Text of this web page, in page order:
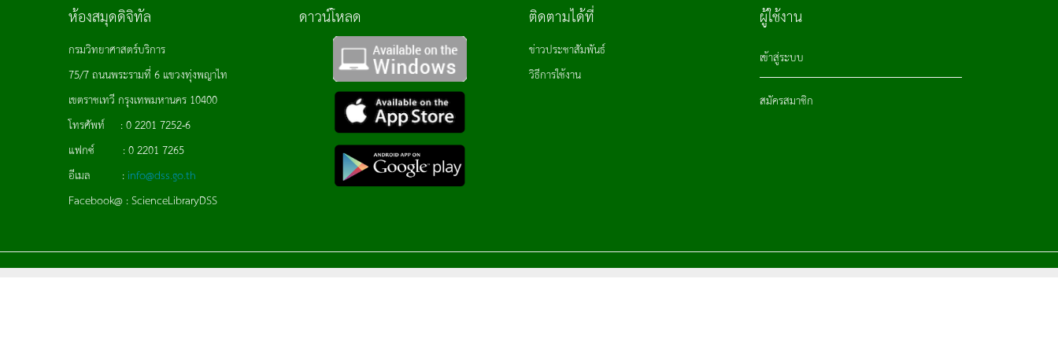
ห้องสมุดดิจิทัล
กรมวิทยาศาสตร์บริการ
75/7 ถนนพระรามที่ 6 แขวงทุ่งพญาไท
เขตราชเทวี กรุงเทพมหานคร 10400
โทรศัพท์ : 0 2201 7252-6
แฟกซ์ : 0 2201 7265
อีเมล : info@dss.go.th
Facebook@ : ScienceLibraryDSS
ดาวน์โหลด ติดตามได้ที่
ข่าวประชาสัมพันธ์
วิธีการใช้งาน
ผู้ใช้งาน
เข้าสู่ระบบ
สมัครสมาชิก